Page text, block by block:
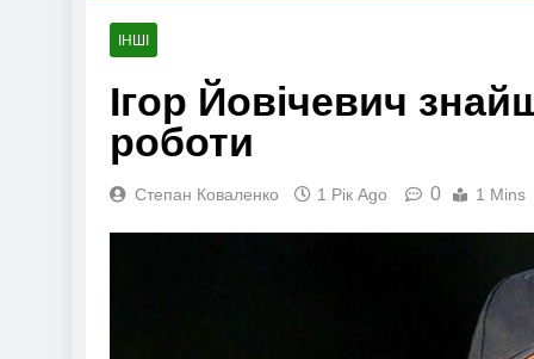
ІНШІ
Ігор Йовічевич
роботи
Степан Коваленко 1 Рік Ago 0 1 Mins